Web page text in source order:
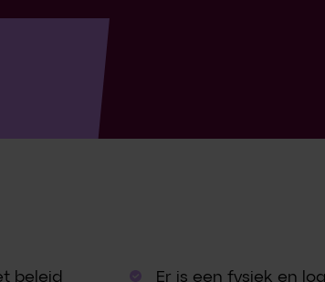
beleid
Er is een fysiek en